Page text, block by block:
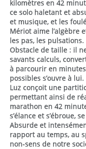
kilomètres en 42
ce solo haletant et
et musique, et les
Mériot aime l’algèbre
les pas, les
Obstacle de taille : il
savants calculs,
à parcourir en
possibles s’ouvre à
Luz conçoit une
permettant ainsi de
marathon en 42
s’élance et s’ébroue,
Absurde et
rapport au temps, au
non-sens de notre